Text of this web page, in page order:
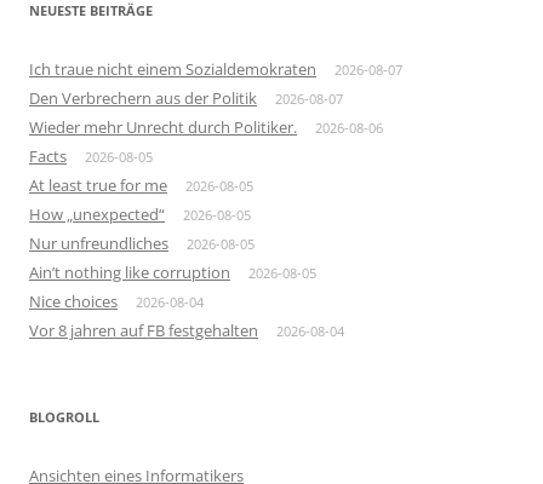
NEUESTE BEITRÄGE
Ich traue nicht einem Sozialdemokraten 2026-08-07
Den Verbrechern aus der Politik 2026-08-07
Wieder mehr Unrecht durch Politiker. 2026-08-06
Facts 2026-08-05
At least true for me 2026-08-05
How „unexpected“ 2026-08-05
Nur unfreundliches 2026-08-05
Ain’t nothing like corruption 2026-08-05
Nice choices 2026-08-04
Vor 8 jahren auf FB festgehalten 2026-08-04
BLOGROLL
Ansichten eines Informatikers